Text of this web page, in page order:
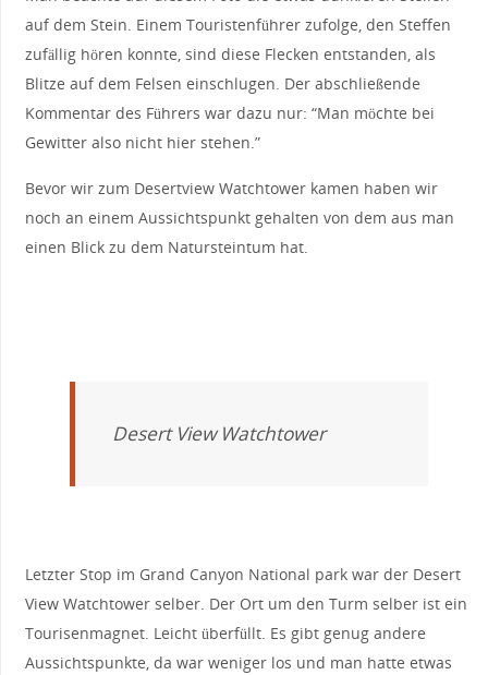
auf dem Stein. Einem Touristenführer zufolge, den Steffen
zufällig hören konnte, sind diese Flecken entstanden, als
Blitze auf dem Felsen einschlugen. Der abschließende
Kommentar des Führers war dazu nur: “Man möchte bei
Gewitter also nicht hier stehen.”
Bevor wir zum Desertview Watchtower kamen haben wir
noch an einem Aussichtspunkt gehalten von dem aus man
einen Blick zu dem Natursteintum hat.
Desert View Watchtower
Letzter Stop im Grand Canyon National park war der Desert
View Watchtower selber. Der Ort um den Turm selber ist ein
Tourisenmagnet. Leicht überfüllt. Es gibt genug andere
Aussichtspunkte, da war weniger los und man hatte etwas